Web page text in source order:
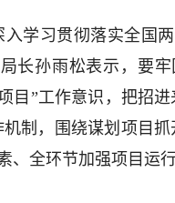
入学习贯彻落实全国
长孙雨松表示，要
目”工作意识，把招
机制，围绕谋划项目
、全环节加强项目运